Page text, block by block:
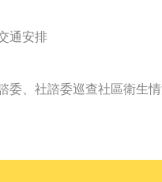
通安排
委、社諮委巡查社區衛生